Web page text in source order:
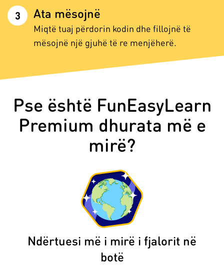
3 Ata mësojnë
Miqtë tuaj përdorin kodin dhe fillojnë të
mësojnë një gjuhë të re menjëherë.
Pse është FunEasyLearn
Premium dhurata më e
mirë?
Ndërtuesi më i mirë i fjalorit në
botë